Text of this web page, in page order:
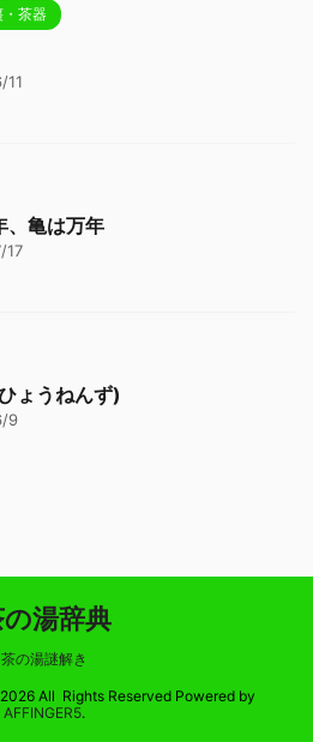
・茶器
11
、亀は万年
17
ょうねんず)
9
湯辞典
茶の湯謎解き
All Rights Reserved Powered by
AFFINGER5.